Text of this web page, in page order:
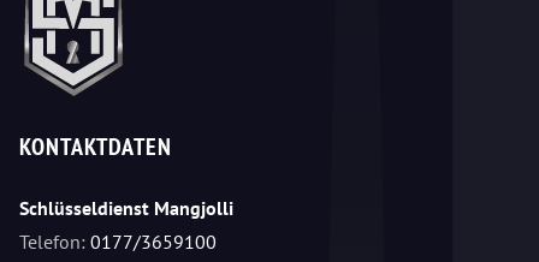
KONTAKTDATEN
Schlüsseldienst Mangjolli
Telefon: 0177/3659100